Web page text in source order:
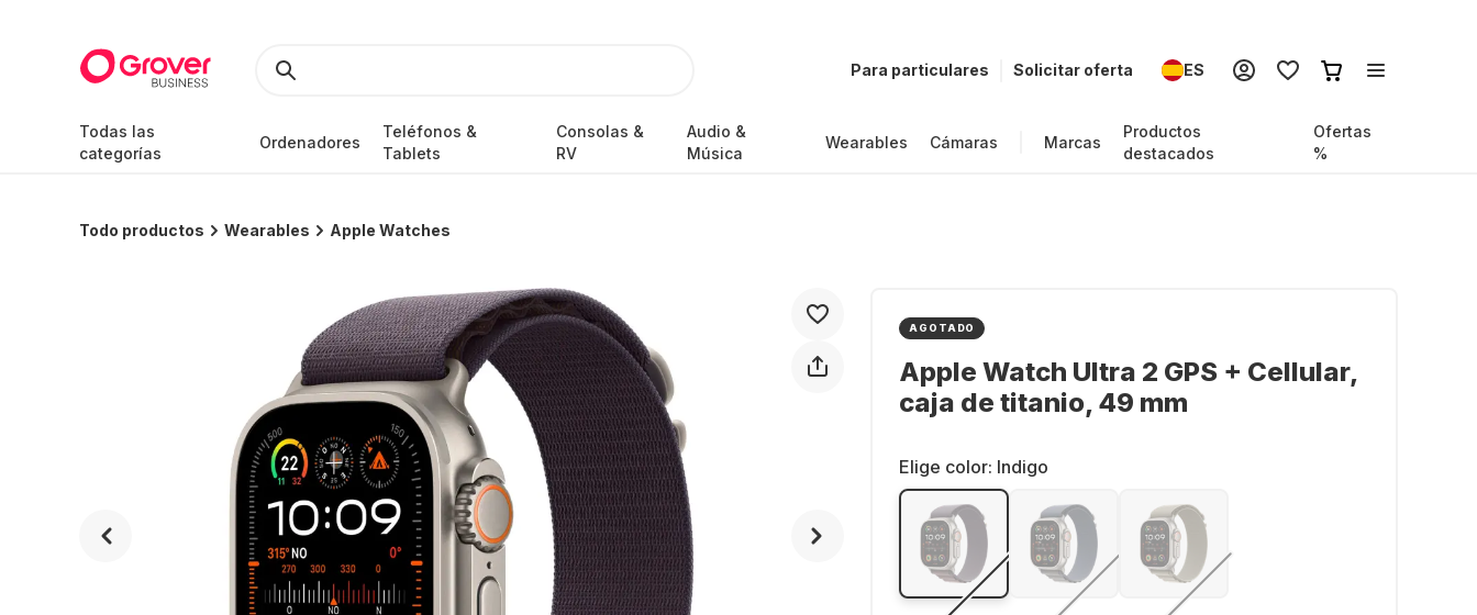
Para particulares Solicitar oferta ES
Todas las
categorías
Ordenadores
Teléfonos &
Tablets
Consolas &
RV
Audio &
Música
Wearables Cámaras Marcas
Productos
destacados
Ofertas
%
Todo productos Wearables Apple Watches
AGOTADO
Apple Watch Ultra 2 GPS + Cellular,
caja de titanio, 49 mm
Elige color: Indigo